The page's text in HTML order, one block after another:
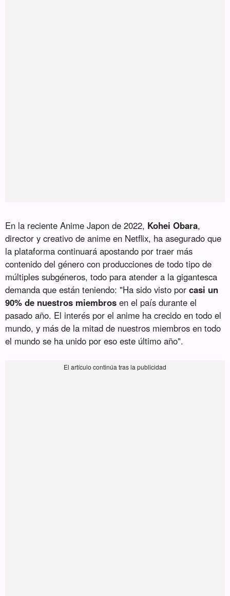
En la reciente Anime Japon de 2022, Kohei Obara,
director y creativo de anime en Netflix, ha asegurado que
la plataforma continuará apostando por traer más
contenido del género con producciones de todo tipo de
múltiples subgéneros, todo para atender a la gigantesca
demanda que están teniendo: "Ha sido visto porcasi un
90% de nuestros miembros en el país durante el
pasado año. El interés por el anime ha crecido en todo el
mundo, y más de la mitad de nuestros miembros en todo
el mundo se ha unido por eso este último año".